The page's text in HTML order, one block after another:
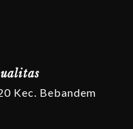
Kec. Bebandem